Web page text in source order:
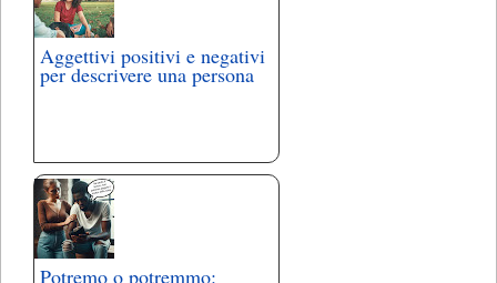
Aggettivi positivi e negativi
per descrivere una persona
Potremo o potremmo: